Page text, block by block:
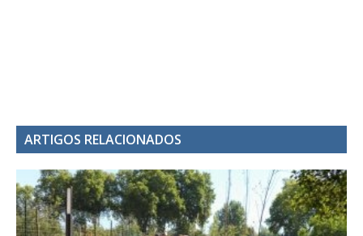
ARTIGOS RELACIONADOS